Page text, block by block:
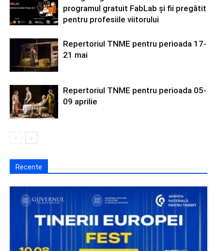
programul gratuit FabLab și fii pregătit
pentru profesiile viitorului
Repertoriul TNME pentru perioada 17-
21 mai
Repertoriul TNME pentru perioada 05-
09 aprilie
Recente